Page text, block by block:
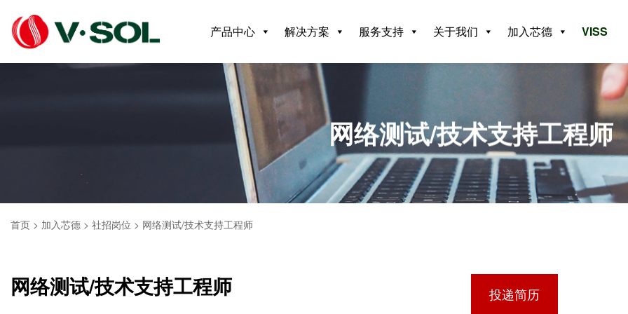
产品中心 解决方案 服务支持 关于我们 加入芯德 VISS
网络测试/技术支持工程师
首页 > 加入芯德 > 社招岗位 > 网络测试/技术支持工程师
网络测试/技术支持工程师 投递简历